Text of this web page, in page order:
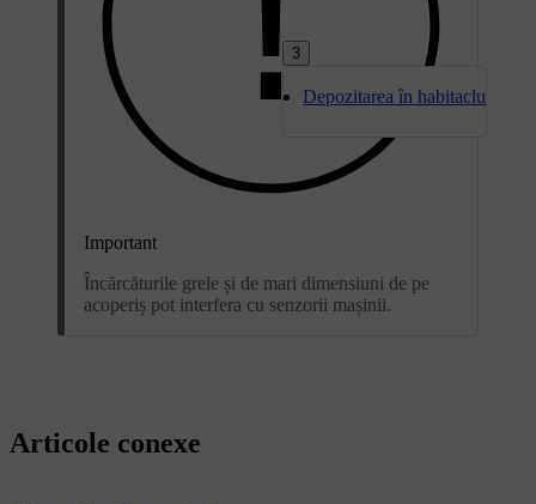
3
Depozitarea în habitaclu
Important
Încărcăturile grele și de mari dimensiuni de pe
acoperiș pot interfera cu senzorii mașinii.
Articole conexe